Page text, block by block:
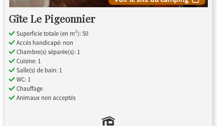
Gîte Le Pigeonnier
Superficie totale (en m²): 50
Accès handicapé: non
Chambre(s) séparée(s): 1
Cuisine: 1
Salle(s) de bain: 1
WC: 1
Chauffage
Animaux non acceptés